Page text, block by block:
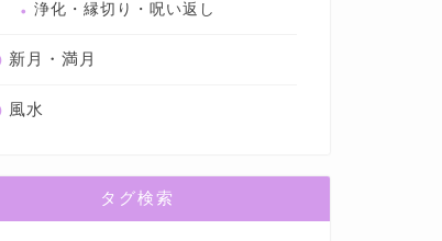
浄化・縁切り・呪い返し
新月・満月
風水
タグ検索